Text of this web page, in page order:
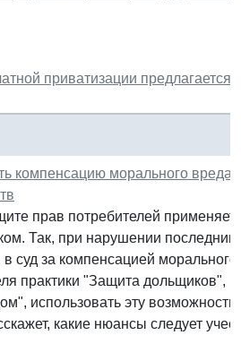
приватизации
компенсацию морального
прав потребителей
Так, при нарушении
в суд за компенсацией
практики "Защита
использовать эту
какие нюансы следует